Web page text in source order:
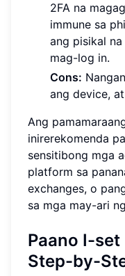
2FA na
immune sa
ang pisikal
mag-log in.
Cons:
ang device,
Ang
inirerekomenda
sensitibong mga
platform sa
exchanges, o
sa mga may-ari
Paano I-set
Step-by-